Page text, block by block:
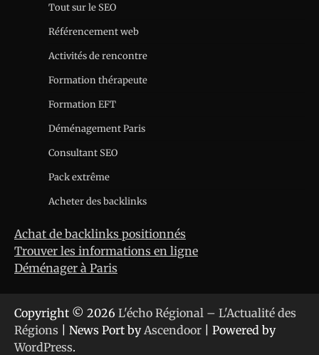
Tout sur le SEO
Référencement web
Activités de rencontre
Formation thérapeute
Formation EFT
Déménagement Paris
Consultant SEO
Pack extrême
Acheter des backlinks
Achat de backlinks positionnés
Trouver les informations en ligne
Déménager à Paris
Copyright © 2026 L'écho Régional – L'Actualité des
Régions | News Port by Ascendoor | Powered by
WordPress.